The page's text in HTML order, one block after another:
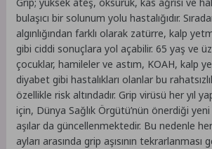
bulaşıcı bir solunum yolu hastalığıdır.
algınlığından farklı olarak zatürre, kalp
gibi ciddi sonuçlara yol açabilir. 65 yaş ve
çocuklar, hamileler ve astım, KOAH, kalp
diyabet gibi hastalıkları olanlar bu
özellikle risk altındadır. Grip virüsü her yıl
için, Dünya Sağlık Örgütü’nün önerdiği
aşılar da güncellenmektedir. Bu nedenle her
ayları arasında grip aşısının tekrarlanması